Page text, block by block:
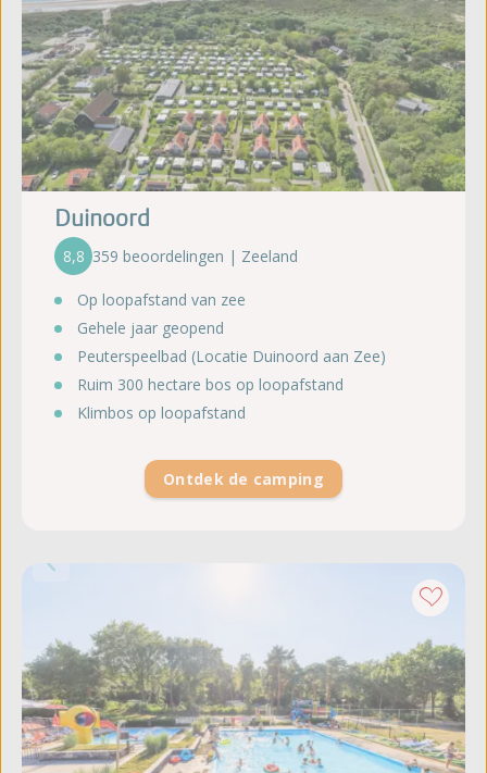
Duinoord
8,8 359 beoordelingen | Zeeland
Op loopafstand van zee
Gehele jaar geopend
Peuterspeelbad (Locatie Duinoord aan Zee)
Ruim 300 hectare bos op loopafstand
Klimbos op loopafstand
Ontdek de camping